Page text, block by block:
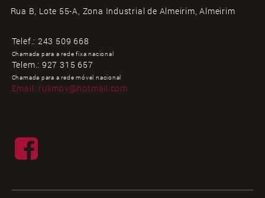
Rua B, Lote 55-A, Zona Industrial de Almeirim, Almeirim
Telef.: 243 509 668
Chamada para a rede fixa nacional
Telem.: 927 315 657
Chamada para a rede móvel nacional
Email: rulimov@hotmail.com